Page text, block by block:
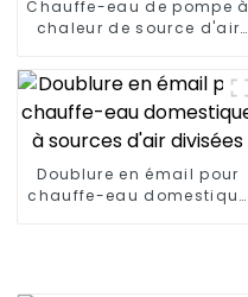
Chauffe-eau de pompe à
chaleur de source d'air
écoles, des hôtels, des
hôpitaux
Doublure en émail pour
chauffe-eau domestique